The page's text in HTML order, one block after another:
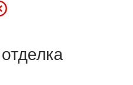
полок
труба,